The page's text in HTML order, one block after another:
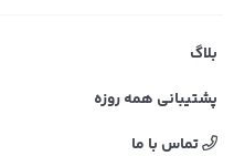
بلاگ
پشتیبانی همه روزه
تماس با ما